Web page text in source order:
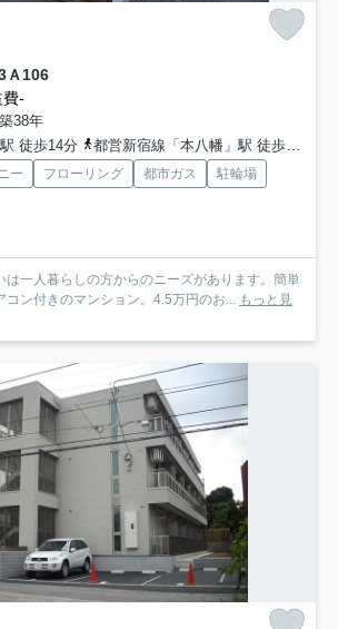
Ａ 106
-
38年
徒歩14分
都営新宿線「本八幡」駅 徒歩15分
ー フローリング 都市ガス
駐輪場
は一人暮らしの方からのニーズがあります。簡単
コン付きのマンション。4.5万円のお... もっと見